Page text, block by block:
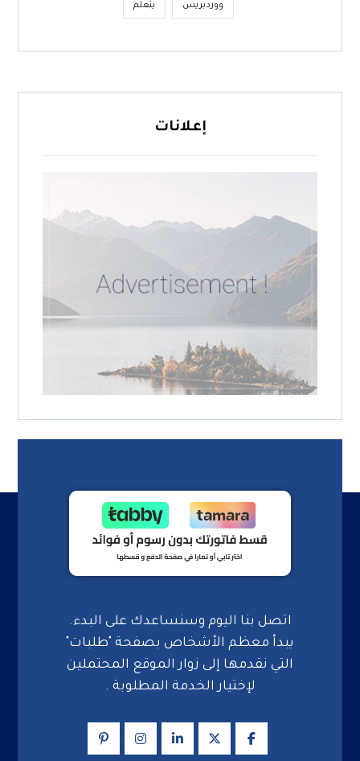
ووردبريس يتعلم
إعلانات
اتصل بنا اليوم وسنساعدك على البدء.
يبدأ معظم الأشخاص بصفحة "طلبات"
التي نقدمها إلى زوار الموقع المحتملين
لإختيار الخدمة المطلوبة .